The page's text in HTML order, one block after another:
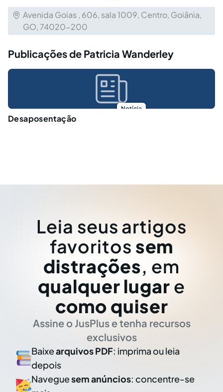
Avenida Goias , 606, sala 1009, Centro, Goiânia,
GO, 74020-200
Publicações de Patricia Wanderley
Notícia
Desaposentação
Leia seus artigos
favoritos sem
distrações, em
qualquer lugar e
como quiser
Assine o JusPlus e tenha recursos
exclusivos
Baixearquivos PDF: imprima ou leia
depois
Naveguesem anúncios: concentre-se